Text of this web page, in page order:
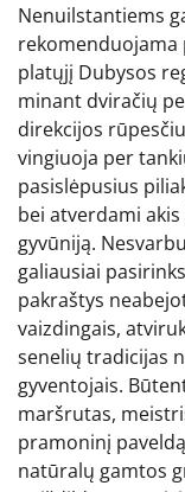
Nenuilstantiems
rekomenduojama
platųjį Dubysos
minant dviračių
direkcijos
vingiuoja per
pasislėpusius
bei atverdami
gyvūniją.
galiausiai
pakraštys
vaizdingais,
senelių tradicijas
gyventojais.
maršrutas,
pramoninį
natūralų gamtos